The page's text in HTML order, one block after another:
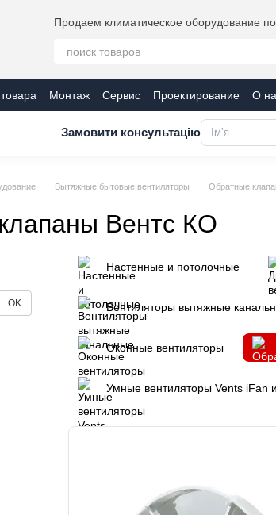
Продаем климатическое оборудование
Монтаж Сервис Проектирование О
оферта
Контакты Сертификаты Блог
Замовити консультацію
Вытяжные бытовые вентиляторы Обратные
Вентс КО
Настенные и потолочные
Вентиляторы вытяжные
Оконные вентиляторы
Умные вентиляторы Vents iFan
OK